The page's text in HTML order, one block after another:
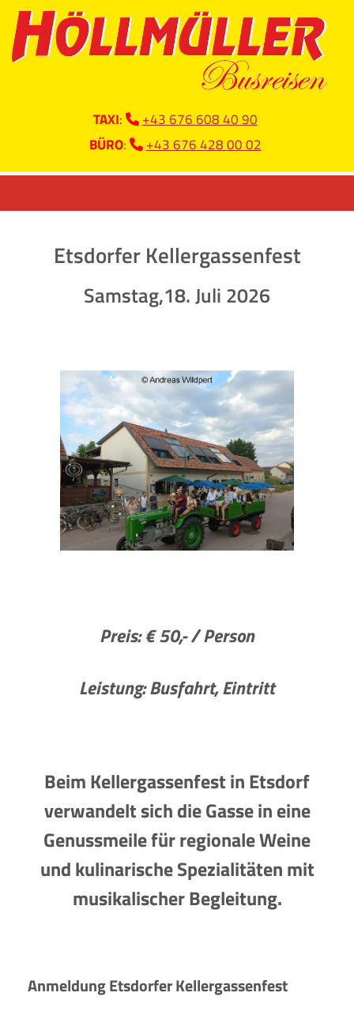
TAXI:  +43 676 608 40 90
BÜRO:  +43 676 428 00 02
Etsdorfer Kellergassenfest
Samstag,18. Juli 2026
Preis:€ 50,- / Person
Leistung: Busfahrt, Eintritt
Beim Kellergassenfest in Etsdorf
verwandelt sich die Gasse in eine
Genussmeile für regionale Weine
undkulinarische Spezialitäten mit
musikalischer Begleitung.
Anmeldung Etsdorfer Kellergassenfest